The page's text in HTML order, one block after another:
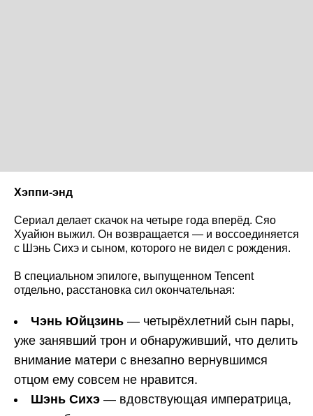
Хэппи-энд
Сериал делает скачок на четыре года вперёд. Сяо
Хуайюн выжил. Он возвращается — и воссоединяется
с Шэнь Сихэ и сыном, которого не видел с рождения.
В специальном эпилоге, выпущенном Tencent
отдельно, расстановка сил окончательная:
Чэнь Юйцзинь — четырёхлетний сын пары,
уже занявший трон и обнаруживший, что делить
внимание матери с внезапно вернувшимся
отцом ему совсем не нравится.
Шэнь Сихэ — вдовствующая императрица,